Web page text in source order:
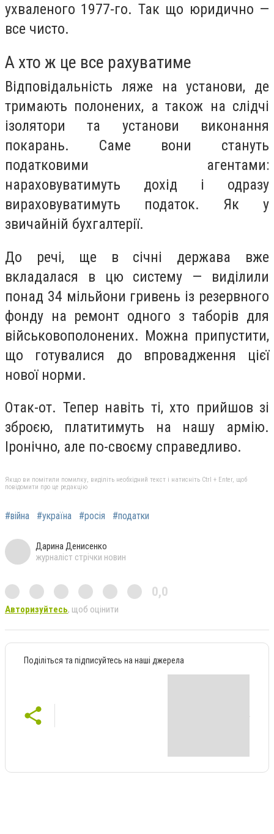
ухваленого 1977-го. Так що юридично —
все чисто.
А хто ж це все рахуватиме
Відповідальність ляже на установи, де
тримають полонених, а також на слідчі
ізолятори та установи виконання
покарань. Саме вони стануть
податковими агентами:
нараховуватимуть дохід і одразу
вираховуватимуть податок. Як у
звичайній бухгалтерії.
До речі, ще в січні держава вже
вкладалася в цю систему — виділили
понад 34 мільйони гривень із резервного
фонду на ремонт одного з таборів для
військовополонених. Можна припустити,
що готувалися до впровадження цієї
нової норми.
Отак-от. Тепер навіть ті, хто прийшов зі
зброєю, платитимуть на нашу армію.
Іронічно, але по-своєму справедливо.
Якщо ви помітили помилку, виділіть необхідний текст і натисніть Ctrl + Enter, щоб
повідомити про це редакцію
#війна #україна #росія #податки
Дарина Денисенко
журналіст стрічки новин
0,0
Авторизуйтесь, щоб оцінити
Поділіться та підписуйтесь на наші джерела